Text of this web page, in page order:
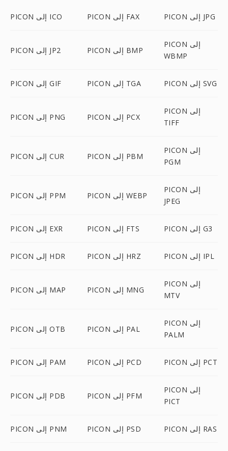
PICON إلى ICO PICON إلى FAX PICON إلى JPG
PICON إلى JP2 PICON إلى BMP
PICON إلى
WBMP
PICON إلى GIF PICON إلى TGA PICON إلى SVG
PICON إلى PNG PICON إلى PCX
PICON إلى
TIFF
PICON إلى CUR PICON إلى PBM
PICON إلى
PGM
PICON إلى PPM PICON إلى WEBP
PICON إلى
JPEG
PICON إلى EXR PICON إلى FTS PICON إلى G3
PICON إلى HDR PICON إلى HRZ PICON إلى IPL
PICON إلى MAP PICON إلى MNG
PICON إلى
MTV
PICON إلى OTB PICON إلى PAL
PICON إلى
PALM
PICON إلى PAM PICON إلى PCD PICON إلى PCT
PICON إلى PDB PICON إلى PFM
PICON إلى
PICT
PICON إلى PNM PICON إلى PSD PICON إلى RAS